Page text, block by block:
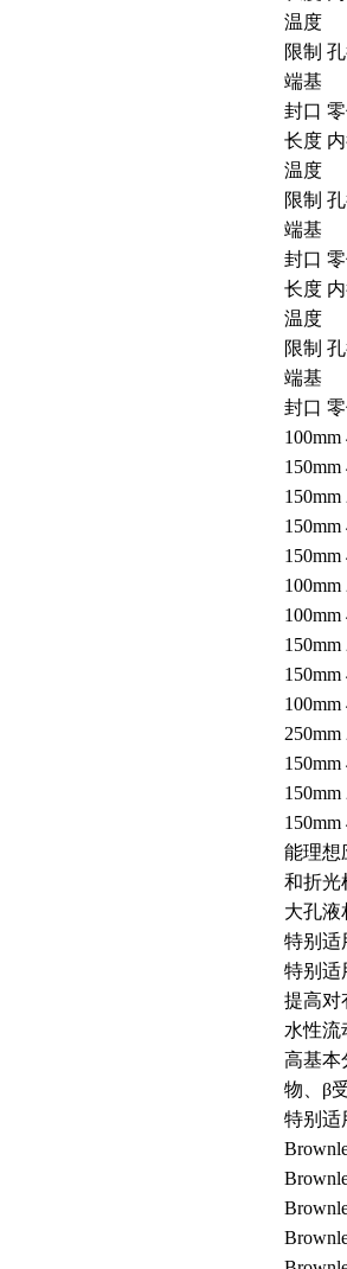
温度
限制
端基
封口
长度
温度
限制
端基
封口
长度
温度
限制
端基
封口
能理想
和折光
大孔液
特别适
特别适
提高对
水性流
高基本
物、β
特别适